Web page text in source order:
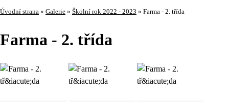
Úvodní strana » Galerie » Školní rok 2022 - 2023 » Farma - 2. třída
Farma - 2. třída